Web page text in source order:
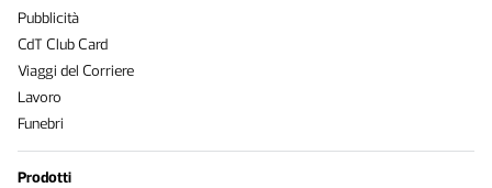
Pubblicità
CdT Club Card
Viaggi del Corriere
Lavoro
Funebri
Prodotti